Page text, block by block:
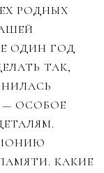
РОДНЫХ
ОДИН ГОД
ТАК,
— ОСОБОЕ
КАКИЕ